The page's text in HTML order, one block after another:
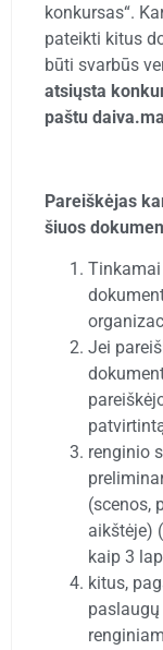
konkursas“.
pateikti kitus
būti svarbūs
atsiųsta
paštu
Pareiškėjas
šiuos
Jei
renginio
(scenos,
aikštėje)
kaip 3
kitus,